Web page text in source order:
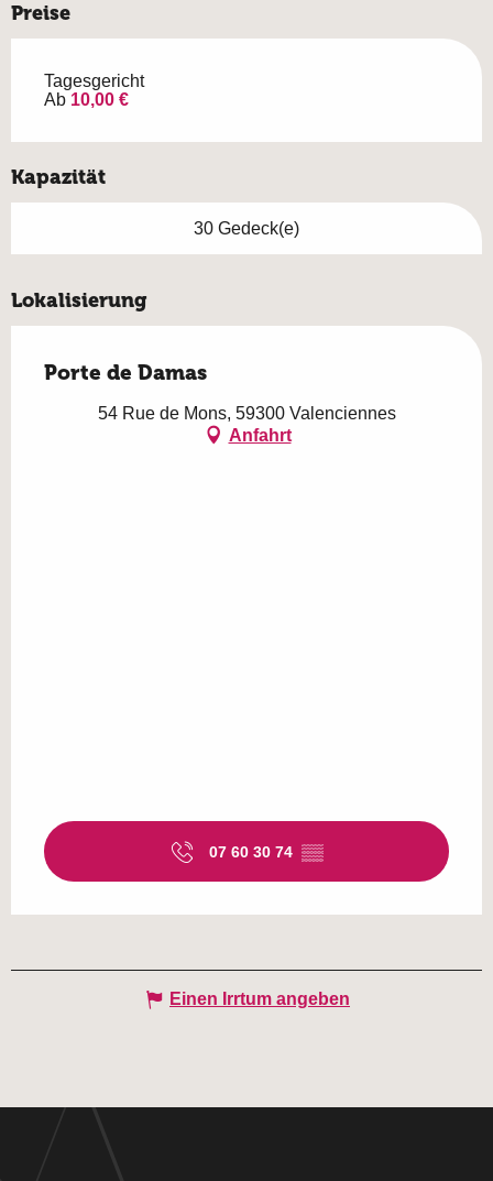
Preise
Tagesgericht
Ab 10,00 €
Kapazität
30 Gedeck(e)
Lokalisierung
Porte de Damas
54 Rue de Mons, 59300 Valenciennes
Anfahrt
07 60 30 74 ▒▒
Einen Irrtum angeben